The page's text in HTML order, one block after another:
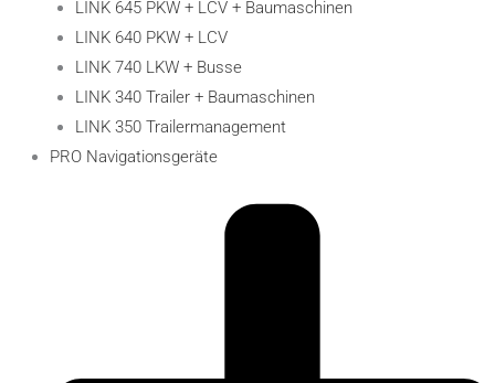
LINK 645 PKW + LCV + Baumaschinen
LINK 640 PKW + LCV
LINK 740 LKW + Busse
LINK 340 Trailer + Baumaschinen
LINK 350 Trailermanagement
PRO Navigationsgeräte